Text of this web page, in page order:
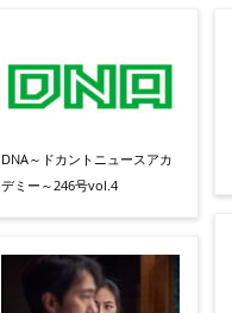
DNA～ドカントニュースアカ
デミー～246号vol.4